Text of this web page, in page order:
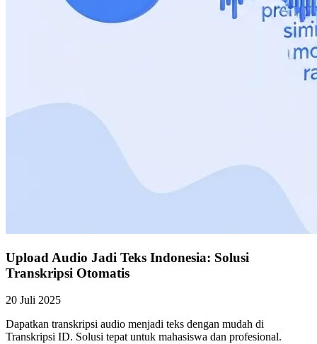
Upload Audio Jadi Teks Indonesia: Solusi
Transkripsi Otomatis
20 Juli 2025
Dapatkan transkripsi audio menjadi teks dengan mudah di
Transkripsi ID. Solusi tepat untuk mahasiswa dan profesional.